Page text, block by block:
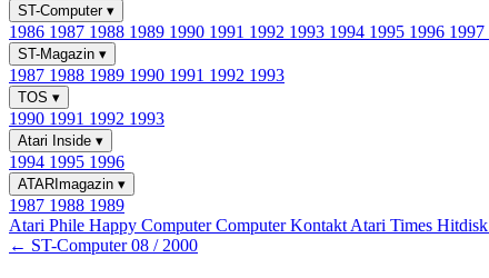
ST-Computer ▾
1986 1987 1988 1989 1990 1991 1992 1993 1994 1995 1996 1997
ST-Magazin ▾
1987 1988 1989 1990 1991 1992 1993
TOS ▾
1990 1991 1992 1993
Atari Inside ▾
1994 1995 1996
ATARImagazin ▾
1987 1988 1989
Atari Phile Happy ComputerComputer Kontakt Atari Times Hitdisk
← ST-Computer 08 / 2000